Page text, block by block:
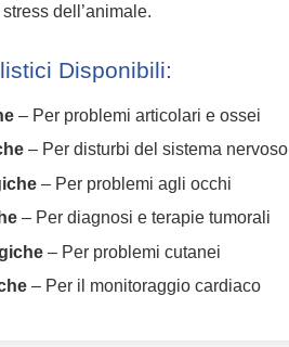
dell’animale.
Disponibili:
– Per problemi articolari e ossei
– Per disturbi del sistema nervoso
– Per problemi agli occhi
– Per diagnosi e terapie tumorali
– Per problemi cutanei
– Per il monitoraggio cardiaco